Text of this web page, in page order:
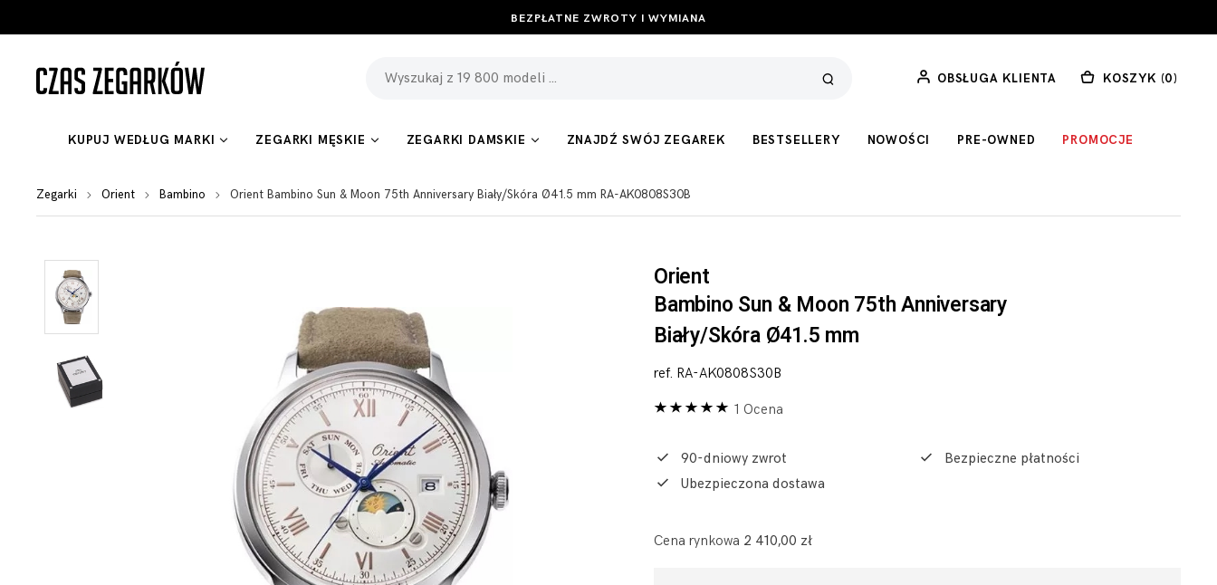
BEZPŁATNE ZWROTY I WYMIANA
OBSŁUGA KLIENTA KOSZYK (0)
KUPUJ WEDŁUG MARKI ZEGARKI MĘSKIE ZEGARKI DAMSKIE ZNAJDŹ SWÓJ ZEGAREK BESTSELLERY NOWOŚCI PRE-OWNED PROMOCJE
Zegarki Orient Bambino Orient Bambino Sun & Moon 75th Anniversary Biały/Skóra Ø41.5 mm RA-AK0808S30B
Orient
Bambino Sun & Moon 75th Anniversary
Biały/Skóra Ø41.5 mm
ref. RA-AK0808S30B
1 Ocena
90-dniowy zwrot
Bezpieczne płatności
Ubezpieczona dostawa
Cena rynkowa 2 410,00 zł